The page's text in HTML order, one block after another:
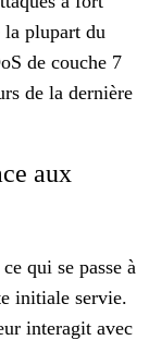
la plupart du
de couche 7
de la dernière
aux
qui se passe à
initiale servie.
interagit avec